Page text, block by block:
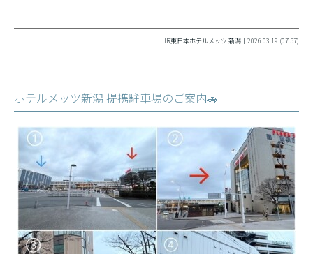
JR東日本ホテルメッツ 新潟｜2026.03.19 (07:57)
ホテルメッツ新潟 提携駐車場のご案内🚗